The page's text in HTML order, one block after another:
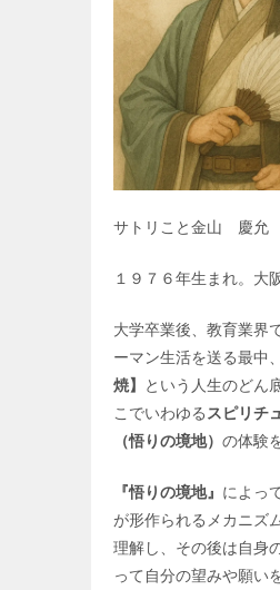
サトリこと金山 慶允
１９７６年生まれ。大
大学卒業後、教育業界
ーマン生活を送る最中、
焼】
という人生のどん
こでいわゆる スピリチ
（悟りの境地） の体験
『悟りの境地』 によっ
が形作られるメカニズ
理解し、その後は自身
って自分の望みや願い